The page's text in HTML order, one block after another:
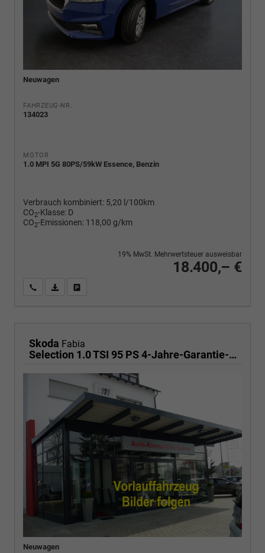
Neuwagen
FAHRZEUG-NR.
134023
MOTOR
1.0 MPI 5G 80PS/59kW Essence, Benzin
Verbrauch kombiniert: 5,20 l/100km
CO2-Klasse: D
CO2-Emissionen: 118,00 g/km
18.400,– €
19% MwSt. Mehrwertsteuer ausweisbar
Wir rufen Sie anPDF-Fahrzeugexposé drucken
Skoda Fabia
Selection 1.0 TSI 95 PS 4-Jahre-Garantie-AppleCarPlay-AndroidAuto-LED-PDC-Sitzheizung-DAB-Klima
Neuwagen